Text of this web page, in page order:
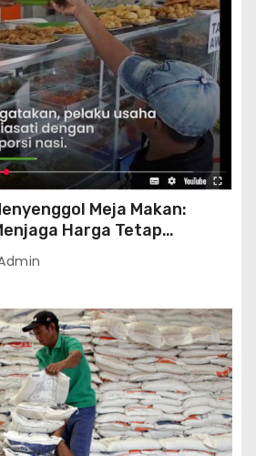
Meja Makan:
Harga Tetap